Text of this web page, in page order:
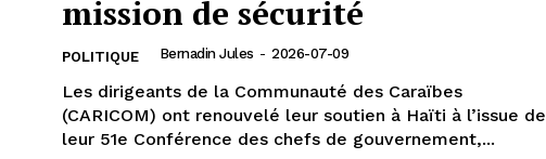
mission de sécurité
POLITIQUE Bernadin Jules - 2026-07-09
Les dirigeants de la Communauté des Caraïbes
(CARICOM) ont renouvelé leur soutien à Haïti à l’issue de
leur 51e Conférence des chefs de gouvernement,...